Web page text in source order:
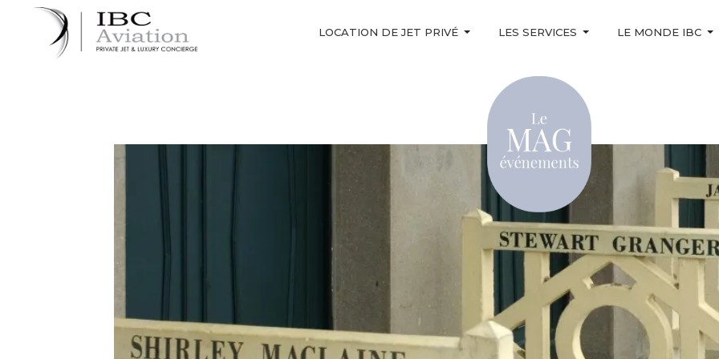
LOCATION DE JET PRIVÉ LES SERVICES LE MONDE IBC
Panneau de gestion des cookies